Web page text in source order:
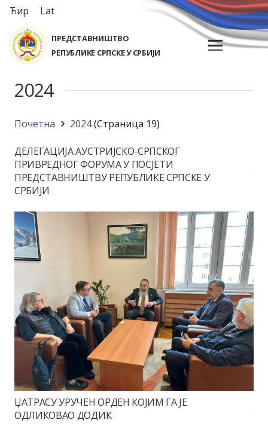
Ћир Lat
ПРЕДСТАВНИШТВО
РЕПУБЛИКЕ СРПСКЕ У СРБИЈИ
2024
Почетна 2024(Страница 19)
ДЕЛЕГАЦИЈА АУСТРИЈСКО-СРПСКОГ
ПРИВРЕДНОГ ФОРУМА У ПОСЈЕТИ
ПРЕДСТАВНИШТВУ РЕПУБЛИКЕ СРПСКЕ У
СРБИЈИ
ЏАТРАСУ УРУЧЕН ОРДЕН КОЈИМ ГА ЈЕ
ОДЛИКОВАО ДОДИК